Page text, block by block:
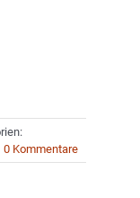
0 Kommentare